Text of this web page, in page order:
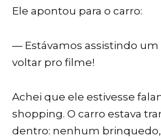
Ele apontou para o carro:
— Estávamos assistindo
voltar pro filme!
Achei que ele estivesse
shopping. O carro estava
dentro: nenhum